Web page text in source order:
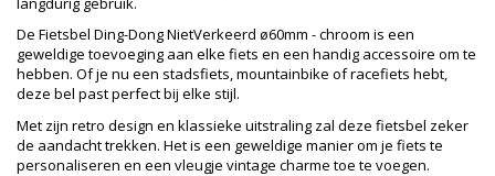
De Fietsbel Ding-Dong NietVerkeerd ø60mm - chroom is een
geweldige toevoeging aan elke fiets en een handig accessoire om te
hebben. Of je nu een stadsfiets, mountainbike of racefiets hebt,
deze bel past perfect bij elke stijl.
Met zijn retro design en klassieke uitstraling zal deze fietsbel zeker
de aandacht trekken. Het is een geweldige manier om je fiets te
personaliseren en een vleugje vintage charme toe te voegen.